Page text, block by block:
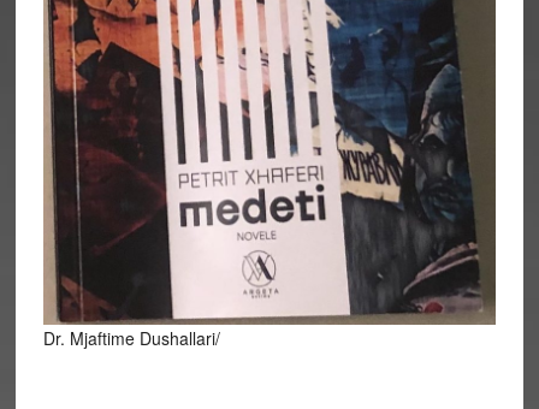
Dr. Mjaftime Dushallari/